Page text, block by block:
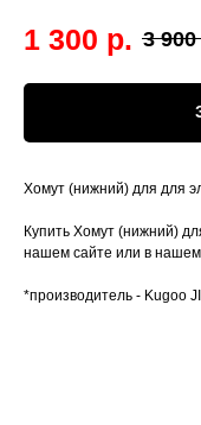
1 300 р. 3 900
Хомут (нижний) для для
Купить Хомут (нижний)
нашем сайте или в нашем
*производитель - Kugoo